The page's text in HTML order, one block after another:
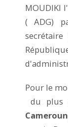
MOUDIKI
( ADG)
Pour le
du plus
Cameroun